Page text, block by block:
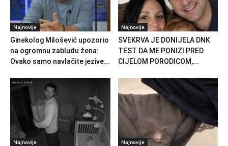
Najnovije
Ginekolog Milošević upozorio
na ogromnu zabludu žena:
Ovako samo navlačite jezive...
Najnovije
SVEKRVA JE DONIJELA DNK
TEST DA ME PONIZI PRED
CIJELOM PORODICOM,...
Najnovije Najnovije